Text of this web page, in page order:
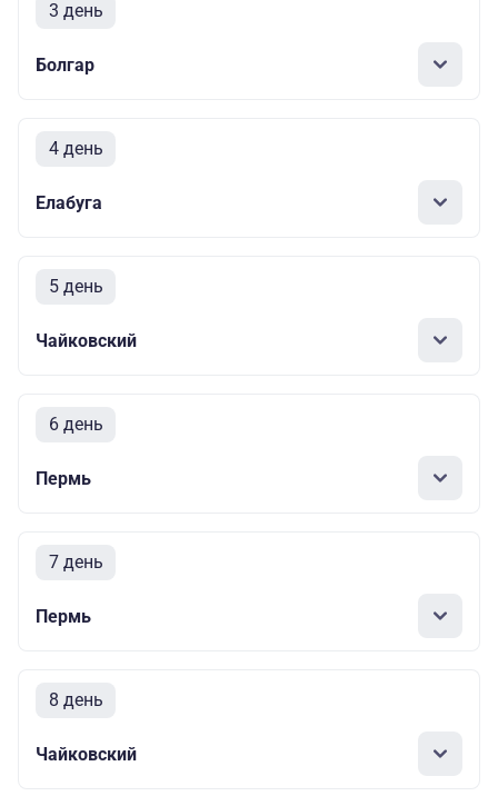
3 день
Болгар
4 день
Елабуга
5 день
Чайковский
6 день
Пермь
7 день
Пермь
8 день
Чайковский